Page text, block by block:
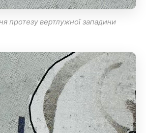
протезу вертлужної западини